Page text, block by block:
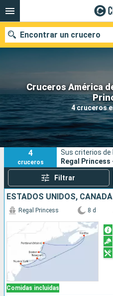
Cruceros América
4 cruceros
Encontrar un crucero
Fecha de salida
4
cruceros
Sus criterios de
Regal
Filtrar
ESTADOS UNIDOS, CANADÁ
Comidas incluidas
Regal Princess 8 d